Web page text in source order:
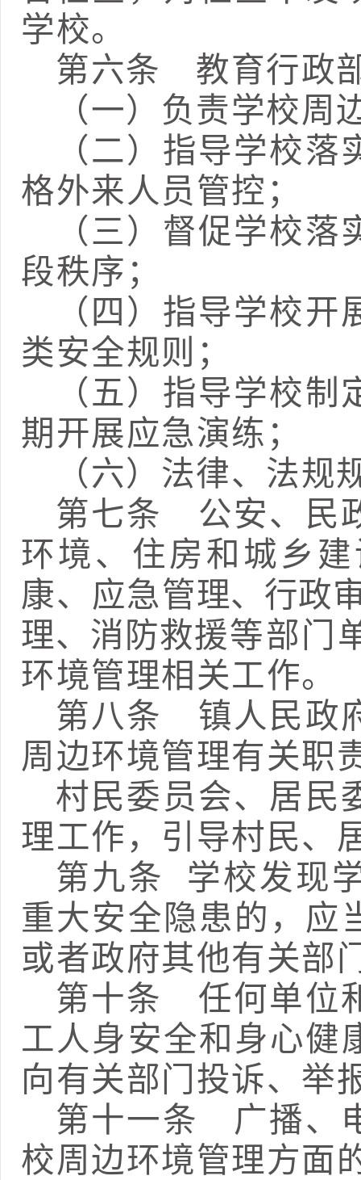
学校。
第六条 教育行政
（一） 负责学校周
（二）指导学校
格外来人员管控；
（三）督促学校
段秩序；
（四） 指导学校开
类安全规则；
（五）指导学校
期开展应急演练；
（六） 法律、法规
第七条
公安、民
环境、住房和城乡
康、应急管理、行政
理、消防救援等部门
环境管理相关工作。
第八条
镇人民政
周边环境管理有关职
村民委员会、居民
理工作，引导村民、
第九条
学校发现
重大安全隐患的，应
或者政府其他有关部
第十条
任何单位
工人身安全和身心健
向有关部门投诉、举
第十一条 广播、
校周边环境管理方面